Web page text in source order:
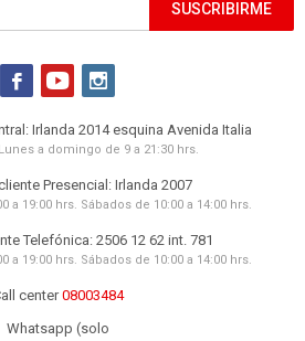
SUSCRIBIRME
  
Irlanda 2014 esquina Avenida Italia
Lunes a domingo de 9 a 21:30 hrs.
Presencial: Irlanda 2007
a 19:00 hrs. Sábados de 10:00 a 14:00 hrs.
Telefónica: 2506 12 62 int. 781
a 19:00 hrs. Sábados de 10:00 a 14:00 hrs.
center08003484
Whatsapp (solo